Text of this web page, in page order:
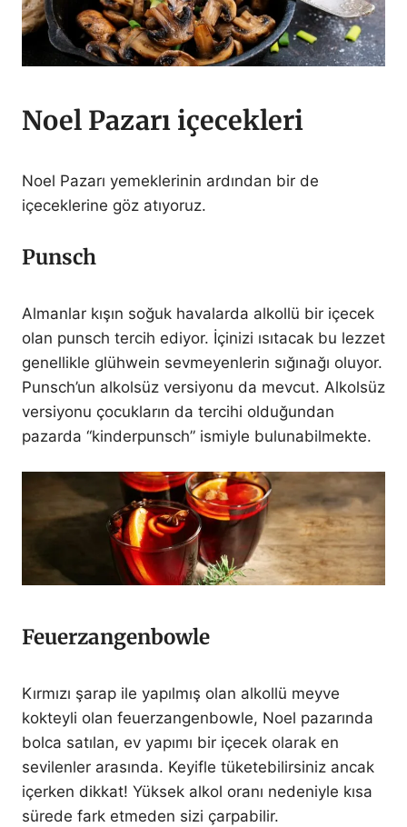
Noel Pazarı içecekleri
Noel Pazarı yemeklerinin ardından bir de
içeceklerine göz atıyoruz.
Punsch
Almanlar kışın soğuk havalarda alkollü bir içecek
olan punsch tercih ediyor. İçinizi ısıtacak bu lezzet
genellikle glühwein sevmeyenlerin sığınağı oluyor.
Punsch’un alkolsüz versiyonu da mevcut. Alkolsüz
versiyonu çocukların da tercihi olduğundan
pazarda “kinderpunsch” ismiyle bulunabilmekte.
Feuerzangenbowle
Kırmızı şarap ile yapılmış olan alkollü meyve
kokteyli olan feuerzangenbowle, Noel pazarında
bolca satılan, ev yapımı bir içecek olarak en
sevilenler arasında. Keyifle tüketebilirsiniz ancak
içerken dikkat! Yüksek alkol oranı nedeniyle kısa
sürede fark etmeden sizi çarpabilir.